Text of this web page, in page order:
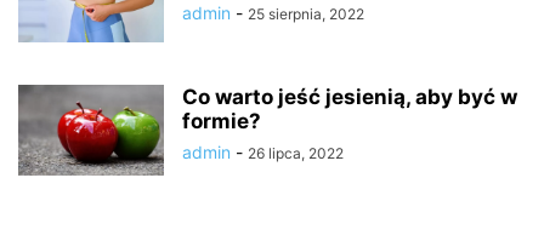
admin - 25 sierpnia, 2022
Co warto jeść jesienią, aby być w
formie?
admin - 26 lipca, 2022